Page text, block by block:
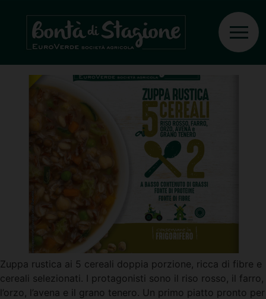
Ingrediente: Carote
Zuppa rustica ai 5 cereali
Zuppa rustica ai 5 cereali doppia porzione, ricca di fibre e
cereali selezionati. I protagonisti sono il riso rosso, il farro,
l’orzo, l’avena e il grano tenero. Un primo piatto pronto per